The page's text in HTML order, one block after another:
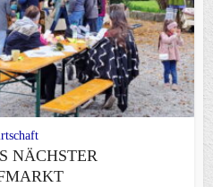
NÄCHSTER